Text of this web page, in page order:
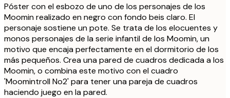
Póster con el esbozo de uno de los personajes de los
Moomin realizado en negro con fondo beis claro. El
personaje sostiene un pote. Se trata de los elocuentes y
monos personajes de la serie infantil de los Moomin, un
motivo que encaja perfectamente en el dormitorio de los
más pequeños. Crea una pared de cuadros dedicada a los
Moomin, o combina este motivo con el cuadro
'Moomintroll No2' para tener una pareja de cuadros
haciendo juego en la pared.